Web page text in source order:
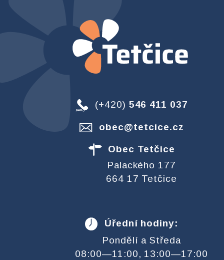
(+420) 546 411 037
obec@tetcice.cz
Obec Tetčice
Palackého 177
664 17 Tetčice
Úřední hodiny:
Pondělí a Středa
08:00—11:00, 13:00—17:00